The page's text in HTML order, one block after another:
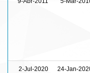
2-Jul-2020 24-Jan-